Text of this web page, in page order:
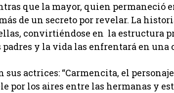
que la mayor, quien permaneció
de un secreto por revelar. La
convirtiéndose en la estructura
padres y la vida las enfrentará en
sus actrices: “Carmencita, el
por los aires entre las hermanas y